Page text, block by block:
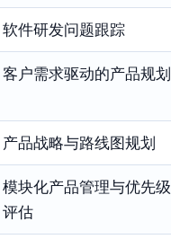
软件研发问题跟踪
客户需求驱动的产品规划
产品战略与路线图规划
模块化产品管理与优先级
评估